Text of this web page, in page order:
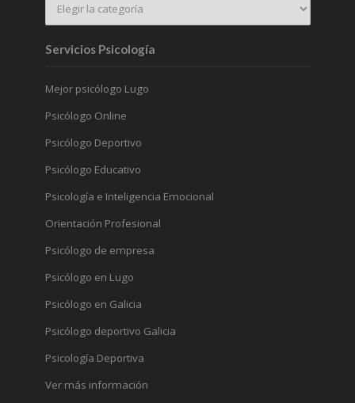
Servicios Psicología
Mejor psicólogo Lugo
Psicólogo Online
Psicólogo Deportivo
Psicólogo Educativo
Psicología e Inteligencia Emocional
Orientación Profesional
Psicólogo de empresa
Psicólogo en Lugo
Psicólogo en Galicia
Psicólogo deportivo Galicia
Psicología Deportiva
Ver más información